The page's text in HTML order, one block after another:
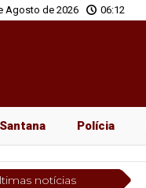
Agosto de 2026 06:12
Polícia
notícias